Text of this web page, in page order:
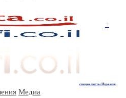
+
специалисты Израиля
Медиа